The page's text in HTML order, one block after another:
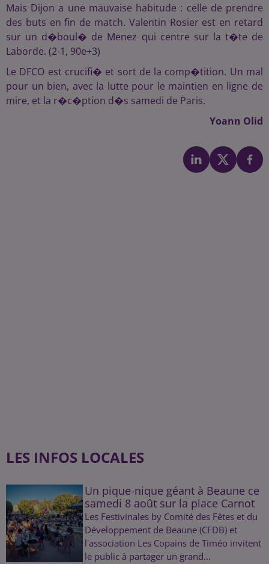
Mais Dijon a une mauvaise habitude : celle de prendre
des buts en fin de match. Valentin Rosier est en retard
sur un d�boul� de Menez qui centre sur la t�te de
Laborde. (2-1, 90e+3)
Le DFCO est crucifi� et sort de la comp�tition. Un mal
pour un bien, avec la lutte pour le maintien en ligne de
mire, et la r�c�ption d�s samedi de Paris.
Yoann Olid
LES INFOS LOCALES
Un pique-nique géant à Beaune ce
samedi 8 août sur la place Carnot
Les Festivinales by Comité des Fêtes et du
Développement de Beaune (CFDB) et
l'association Les Copains de Timéo invitent
le public à partager un grand...